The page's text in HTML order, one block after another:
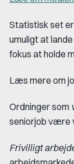
Statistisk set
umuligt at
fokus at holde
Læs mere om
Ordninger som
seniorjob være
Frivilligt